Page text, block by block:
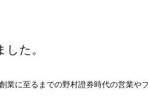
た。
に至るまでの野村證券時代の営業や